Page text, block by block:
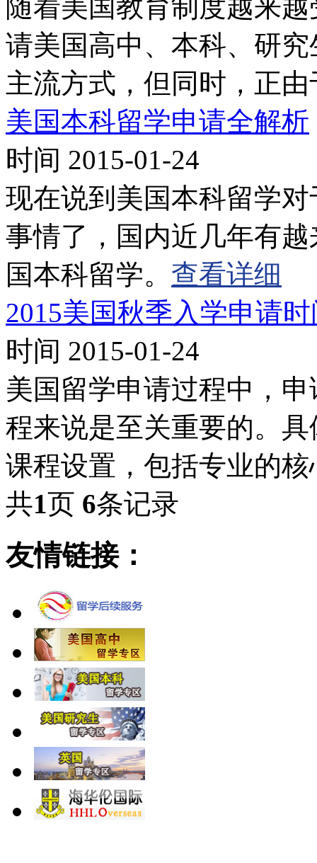
随着美国教育制度越来
请美国高中、本科、研
主流方式，但同时，正
美国本科留学申请全解析
时间 2015-01-24
现在说到美国本科留学
事情了，国内近几年有
国本科留学。 查看详细
2015美国秋季入学申请
时间 2015-01-24
美国留学申请过程中，
程来说是至关重要的。
课程设置，包括专业的
共1页 6条记录
友情链接：